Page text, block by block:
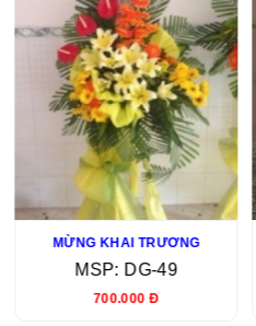
MỪNG KHAI TRƯƠNG
MSP: DG-49
700.000 Đ